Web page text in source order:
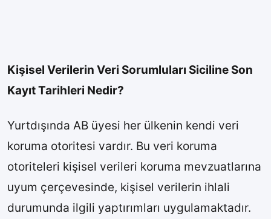
Kişisel Verilerin Veri Sorumluları Siciline Son
Kayıt Tarihleri Nedir?
Yurtdışında AB üyesi her ülkenin kendi veri
koruma otoritesi vardır. Bu veri koruma
otoriteleri kişisel verileri koruma mevzuatlarına
uyum çerçevesinde, kişisel verilerin ihlali
durumunda ilgili yaptırımları uygulamaktadır.